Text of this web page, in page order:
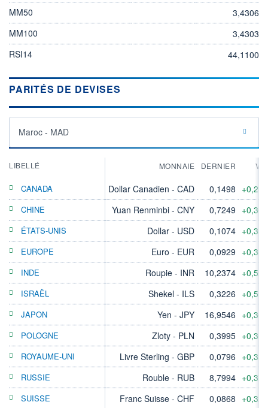
MM50
3,4306
MM100
3,4303
RSI14
44,1100
PARITÉS DE DEVISES
Maroc - MAD
LIBELLÉ MONNAIE DERNIER
CANADA Dollar Canadien - CAD 0,1498
CHINE Yuan Renminbi - CNY 0,7249
ÉTATS-UNIS Dollar - USD 0,1074
EUROPE Euro - EUR 0,0929
INDE Roupie - INR 10,2374
ISRAËL Shekel - ILS 0,3226
JAPON Yen - JPY 16,9546
POLOGNE Zloty - PLN 0,3995
ROYAUME-UNI Livre Sterling - GBP 0,0796
RUSSIE Rouble - RUB 8,7994
SUISSE Franc Suisse - CHF 0,0868